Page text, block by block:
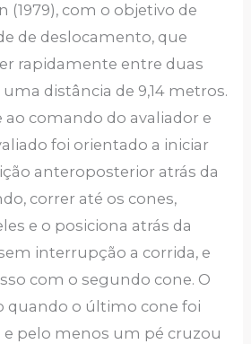
(1979), com o objetivo de
de deslocamento, que
rapidamente entre duas
uma distância de 9,14 metros.
ao comando do avaliador e
foi orientado a iniciar
anteroposterior atrás da
correr até os cones,
e o posiciona atrás da
interrupção a corrida, e
com o segundo cone. O
quando o último cone foi
e pelo menos um pé cruzou